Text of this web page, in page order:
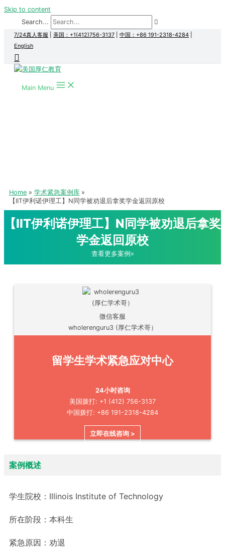
Skip to content
Search...
7/24真人客服 美国：+1(412)756-3137 中国：+86 191-2318-4284
English
Main Menu
Home
学术紧急案例库
【IIT伊利诺伊理工】N同学被劝退后拿奖学金返回原校
【IIT伊利诺伊理工】N同学被劝退后拿奖
学金返回原校
查看更多案例»
微信客服
wholerenguru3 (厚仁学术哥）
留学生学术紧急应对中心
24小时咨询
美国拨打: +1 (412) 756-3137
中国拨打: +86 191-2318-4284
立即在线咨询 >
案例概述
学生院校： Illinois Institute of Technology
所在阶段： 本科生
紧急原因： 劝退